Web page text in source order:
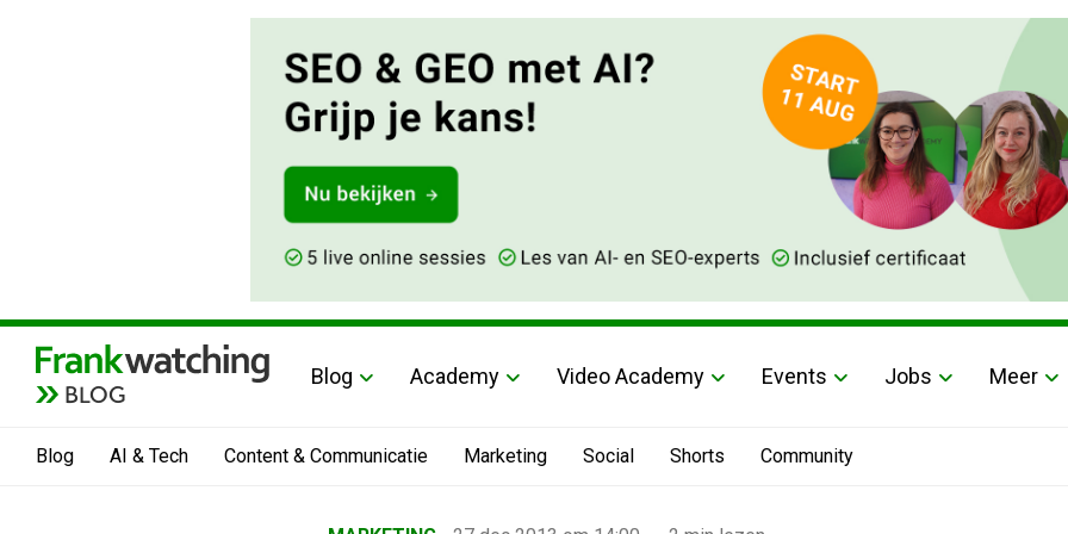
BLOG
Blog Academy Video Academy Events Jobs Meer
Blog AI & Tech Content & Communicatie Marketing Social Shorts Community